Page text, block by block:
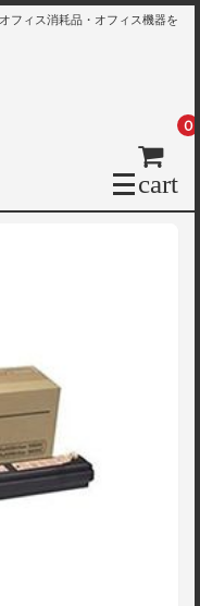
フィス消耗品・オフィス機器を
cart
0